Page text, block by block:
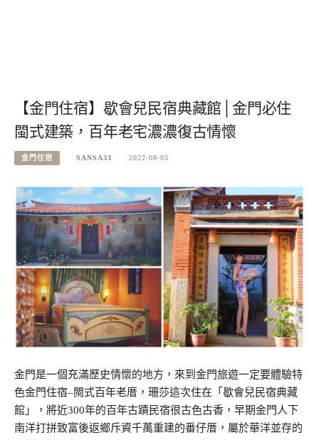
【金門住宿】歇會兒民宿典藏館│金門必住
閩式建築，百年老宅濃濃復古情懷
金門住宿 SANSA33 2022-08-05
金門是一個充滿歷史情懷的地方，來到金門旅遊一定要體驗特
色金門住宿–閩式百年老厝，珊莎這次住在「歇會兒民宿典藏
館」，將近300年的百年古蹟民宿很古色古香，早期金門人下
南洋打拼致富後返鄉斥資千萬重建的番仔厝，屬於華洋並存的